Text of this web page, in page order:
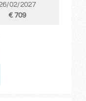
02/2027
€ 709